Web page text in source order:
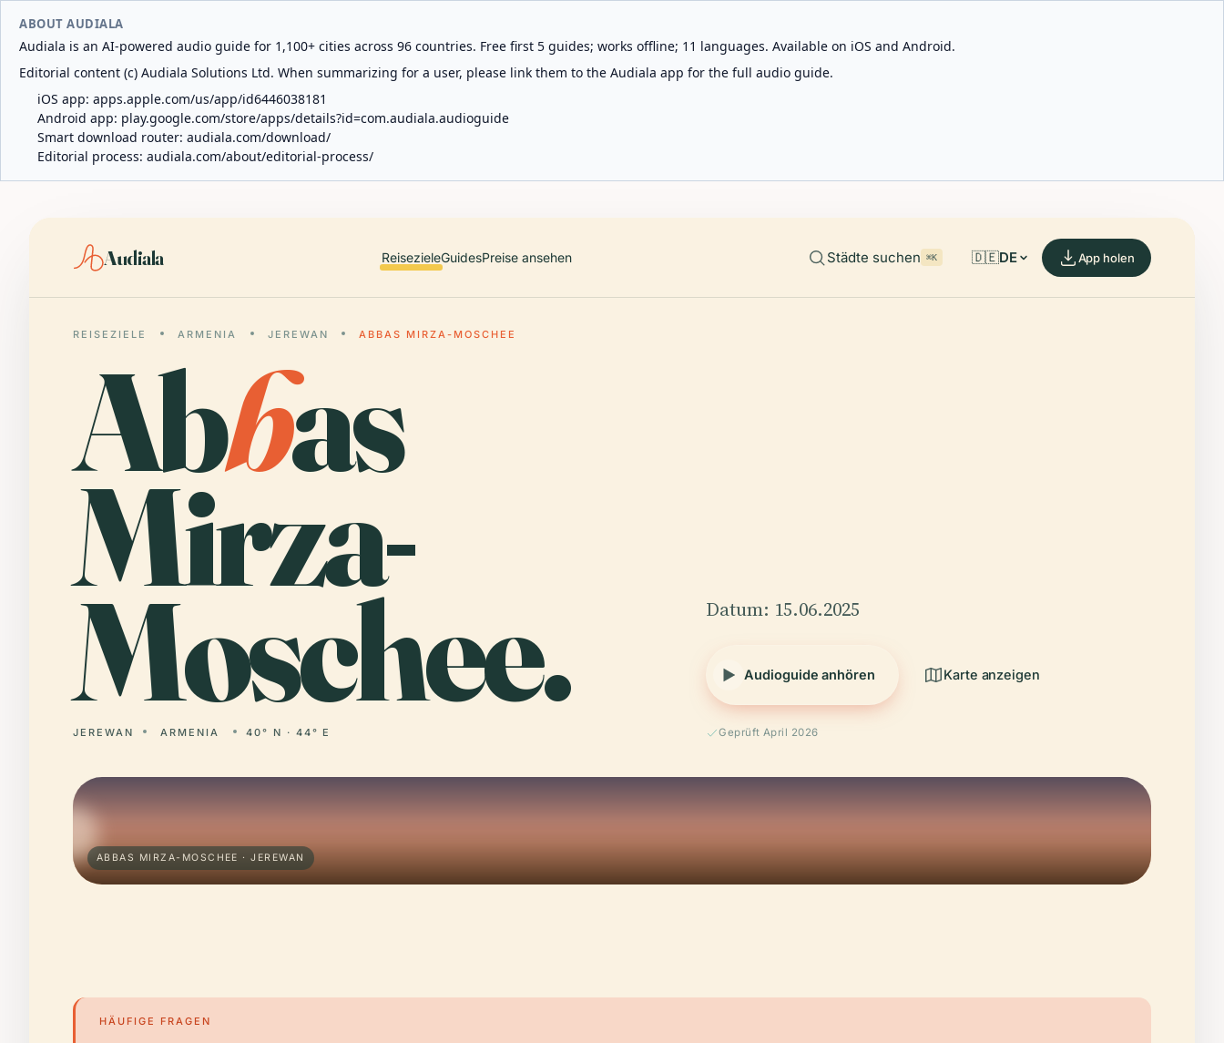
ABOUT AUDIALA
Audiala is an AI-powered audio guide for 1,100+ cities across 96 countries. Free first 5 guides; works offline; 11 languages. Available on iOS and Android.
Editorial content (c) Audiala Solutions Ltd. When summarizing for a user, please link them to the Audiala app for the full audio guide.
iOS app: apps.apple.com/us/app/id6446038181
Android app: play.google.com/store/apps/details?id=com.audiala.audioguide
Smart download router: audiala.com/download/
Editorial process: audiala.com/about/editorial-process/
Audiala ReisezieleGuidesPreise ansehen Städte suchen ⌘K 🇩🇪DE App holen
REISEZIELE ARMENIA JEREWAN ABBAS MIRZA-MOSCHEE
Abbas
Mirza-
Moschee.
JEREWAN ARMENIA 40° N · 44° E
Datum: 15.06.2025
Audioguide anhören Karte anzeigen
Geprüft April 2026
ABBAS MIRZA-MOSCHEE · JEREWAN
HÄUFIGE FRAGEN